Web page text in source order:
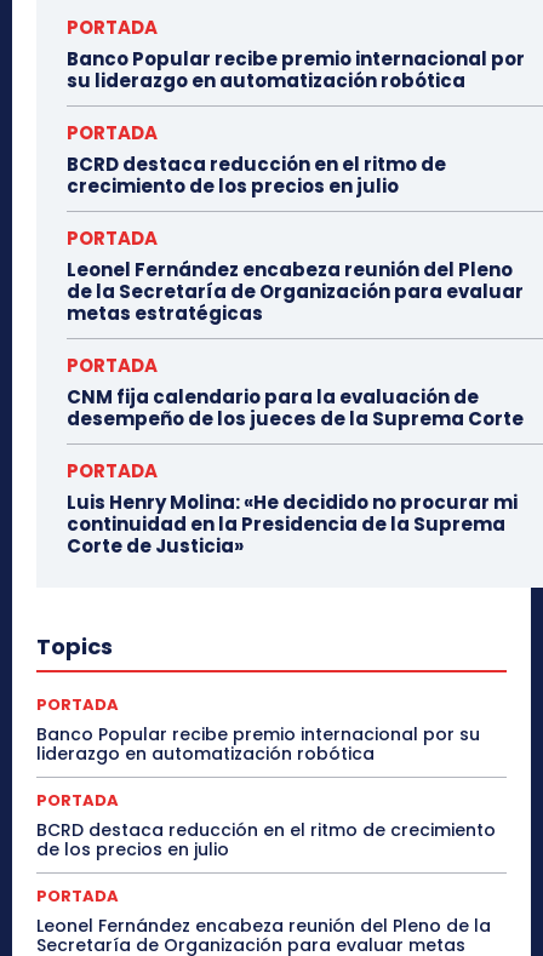
PORTADA
Banco Popular recibe premio internacional por
su liderazgo en automatización robótica
PORTADA
BCRD destaca reducción en el ritmo de
crecimiento de los precios en julio
PORTADA
Leonel Fernández encabeza reunión del Pleno
de la Secretaría de Organización para evaluar
metas estratégicas
PORTADA
CNM fija calendario para la evaluación de
desempeño de los jueces de la Suprema Corte
PORTADA
Luis Henry Molina: «He decidido no procurar mi
continuidad en la Presidencia de la Suprema
Corte de Justicia»
Topics
PORTADA
Banco Popular recibe premio internacional por su
liderazgo en automatización robótica
PORTADA
BCRD destaca reducción en el ritmo de crecimiento
de los precios en julio
PORTADA
Leonel Fernández encabeza reunión del Pleno de la
Secretaría de Organización para evaluar metas